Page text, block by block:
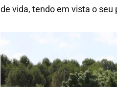
de vida, tendo em vista o